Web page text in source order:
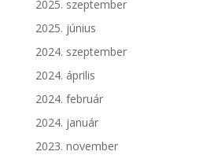
2025. szeptember
2025. június
2024. szeptember
2024. április
2024. február
2024. január
2023. november